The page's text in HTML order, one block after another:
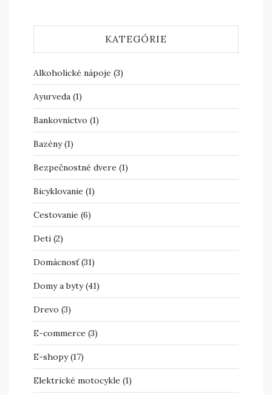
KATEGÓRIE
Alkoholické nápoje (3)
Ayurveda (1)
Bankovníctvo (1)
Bazény(1)
Bezpečnostné dvere (1)
Bicyklovanie (1)
Cestovanie (6)
Deti (2)
Domácnosť(31)
Domy a byty(41)
Drevo (3)
E-commerce (3)
E-shopy(17)
Elektrické motocykle (1)